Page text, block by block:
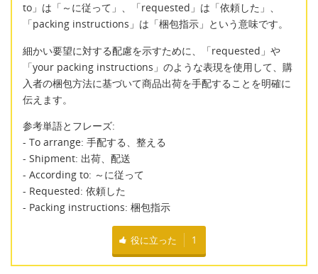
to」は「～に従って」、「requested」は「依頼した」、
「packing instructions」は「梱包指示」という意味です。
細かい要望に対する配慮を示すために、「requested」や
「your packing instructions」のような表現を使用して、購
入者の梱包方法に基づいて商品出荷を手配することを明確に
伝えます。
参考単語とフレーズ:
- To arrange: 手配する、整える
- Shipment: 出荷、配送
- According to: ～に従って
- Requested: 依頼した
- Packing instructions: 梱包指示
役に立った 1